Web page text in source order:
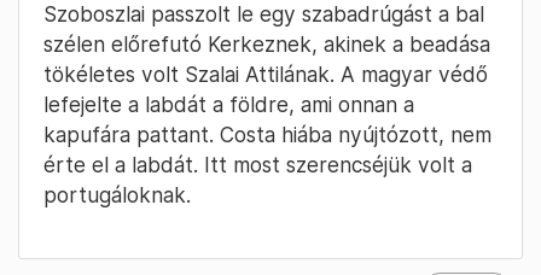
Szoboszlai passzolt le egy szabadrúgást a bal
szélen előrefutó Kerkeznek, akinek a beadása
tökéletes volt Szalai Attilának. A magyar védő
lefejelte a labdát a földre, ami onnan a
kapufára pattant. Costa hiába nyújtózott, nem
érte el a labdát. Itt most szerencséjük volt a
portugáloknak.